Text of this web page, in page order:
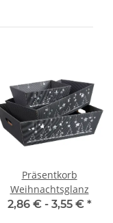
Präsentkorb
Weihnachtsglanz
2,86 € - 3,55 € *